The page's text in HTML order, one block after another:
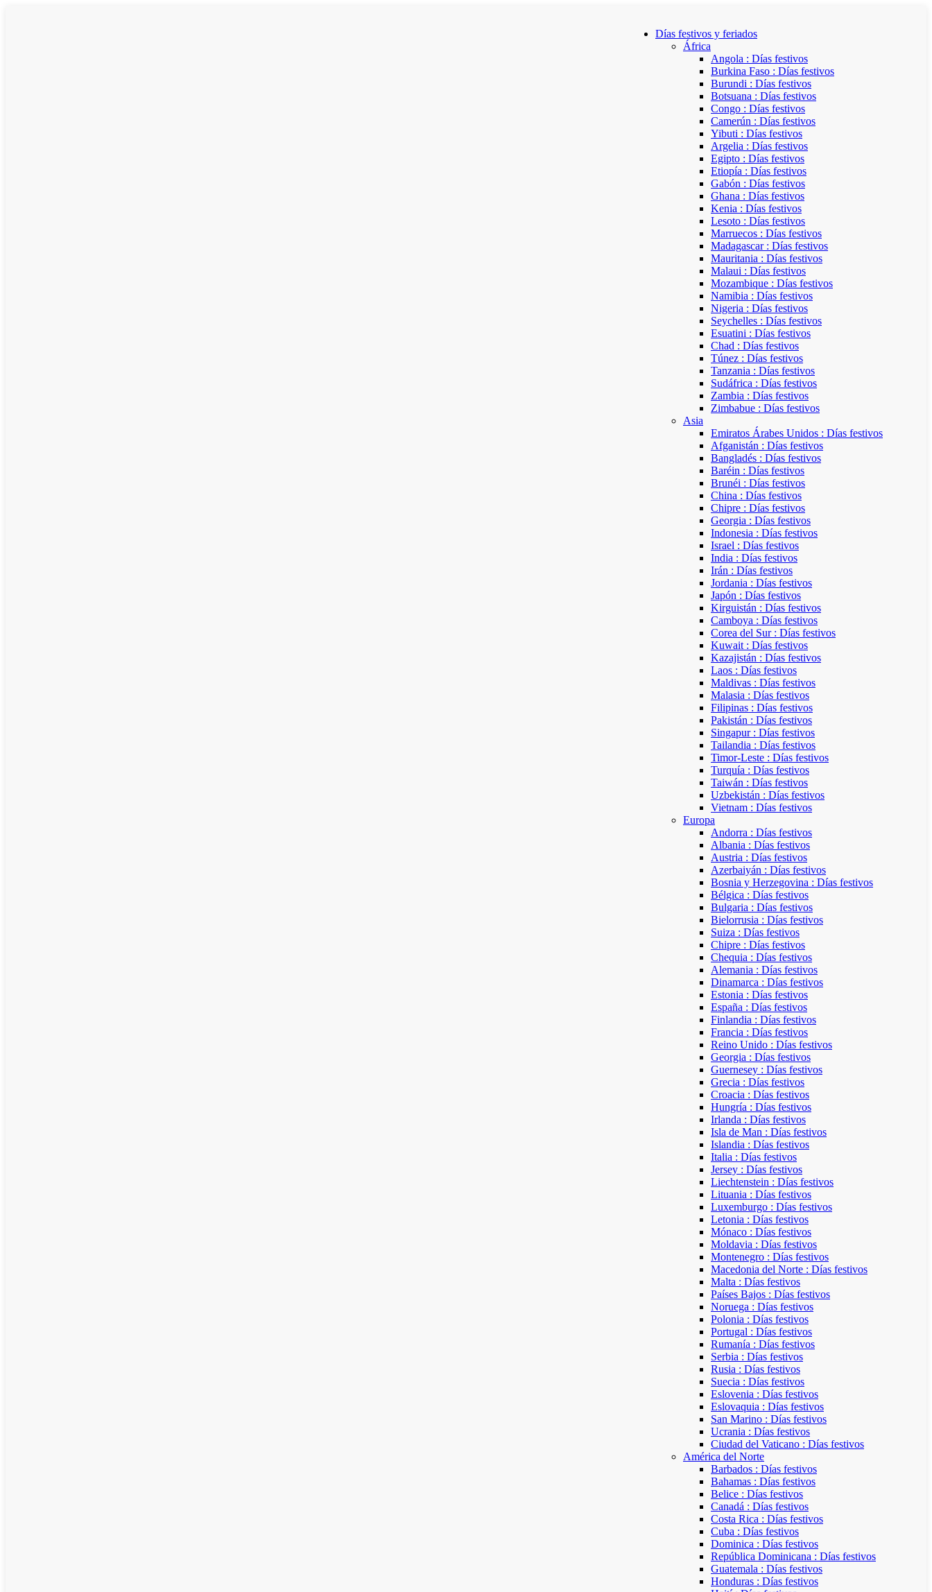
Días festivos y feriados
África
Angola : Días festivos
Burkina Faso : Días festivos
Burundi : Días festivos
Botsuana : Días festivos
Congo : Días festivos
Camerún : Días festivos
Yibuti : Días festivos
Argelia : Días festivos
Egipto : Días festivos
Etiopía : Días festivos
Gabón : Días festivos
Ghana : Días festivos
Kenia : Días festivos
Lesoto : Días festivos
Marruecos : Días festivos
Madagascar : Días festivos
Mauritania : Días festivos
Malaui : Días festivos
Mozambique : Días festivos
Namibia : Días festivos
Nigeria : Días festivos
Seychelles : Días festivos
Esuatini : Días festivos
Chad : Días festivos
Túnez : Días festivos
Tanzania : Días festivos
Sudáfrica : Días festivos
Zambia : Días festivos
Zimbabue : Días festivos
Asia
Emiratos Árabes Unidos : Días festivos
Afganistán : Días festivos
Bangladés : Días festivos
Baréin : Días festivos
Brunéi : Días festivos
China : Días festivos
Chipre : Días festivos
Georgia : Días festivos
Indonesia : Días festivos
Israel : Días festivos
India : Días festivos
Irán : Días festivos
Jordania : Días festivos
Japón : Días festivos
Kirguistán : Días festivos
Camboya : Días festivos
Corea del Sur : Días festivos
Kuwait : Días festivos
Kazajistán : Días festivos
Laos : Días festivos
Maldivas : Días festivos
Malasia : Días festivos
Filipinas : Días festivos
Pakistán : Días festivos
Singapur : Días festivos
Tailandia : Días festivos
Timor-Leste : Días festivos
Turquía : Días festivos
Taiwán : Días festivos
Uzbekistán : Días festivos
Vietnam : Días festivos
Europa
Andorra : Días festivos
Albania : Días festivos
Austria : Días festivos
Azerbaiyán : Días festivos
Bosnia y Herzegovina : Días festivos
Bélgica : Días festivos
Bulgaria : Días festivos
Bielorrusia : Días festivos
Suiza : Días festivos
Chipre : Días festivos
Chequia : Días festivos
Alemania : Días festivos
Dinamarca : Días festivos
Estonia : Días festivos
España : Días festivos
Finlandia : Días festivos
Francia : Días festivos
Reino Unido : Días festivos
Georgia : Días festivos
Guernesey : Días festivos
Grecia : Días festivos
Croacia : Días festivos
Hungría : Días festivos
Irlanda : Días festivos
Isla de Man : Días festivos
Islandia : Días festivos
Italia : Días festivos
Jersey : Días festivos
Liechtenstein : Días festivos
Lituania : Días festivos
Luxemburgo : Días festivos
Letonia : Días festivos
Mónaco : Días festivos
Moldavia : Días festivos
Montenegro : Días festivos
Macedonia del Norte : Días festivos
Malta : Días festivos
Países Bajos : Días festivos
Noruega : Días festivos
Polonia : Días festivos
Portugal : Días festivos
Rumanía : Días festivos
Serbia : Días festivos
Rusia : Días festivos
Suecia : Días festivos
Eslovenia : Días festivos
Eslovaquia : Días festivos
San Marino : Días festivos
Ucrania : Días festivos
Ciudad del Vaticano : Días festivos
América del Norte
Barbados : Días festivos
Bahamas : Días festivos
Belice : Días festivos
Canadá : Días festivos
Costa Rica : Días festivos
Cuba : Días festivos
Dominica : Días festivos
República Dominicana : Días festivos
Guatemala : Días festivos
Honduras : Días festivos